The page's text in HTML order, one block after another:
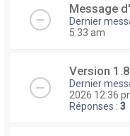
Message
Dernier
5:33 am
Version
Dernier
2026 12:36
Réponses : 3